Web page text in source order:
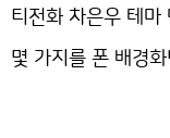
티전화 차은우 테마
몇 가지를 폰 배경